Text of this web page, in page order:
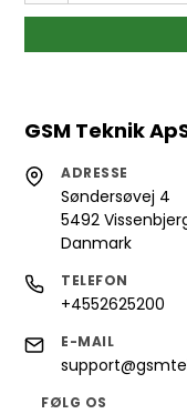
GSM Teknik
ADRESSE
Søndersøvej 4
5492
Danmark
TELEFON
+4552625200
E-MAIL
FØLG OS